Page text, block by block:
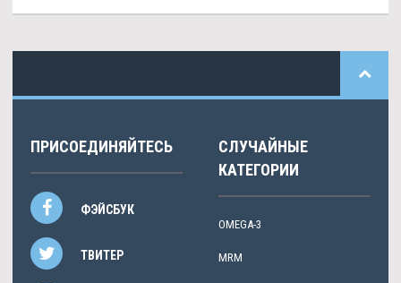
ПРИСОЕДИНЯЙТЕСЬ
ФЭЙСБУК
ТВИТЕР
СЛУЧАЙНЫЕ
КАТЕГОРИИ
OMEGA-3
MRM